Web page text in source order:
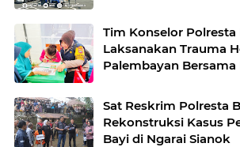
Tim Konselor
Laksanakan Trauma
Palembayan Bersama
Sat Reskrim Polresta
Rekonstruksi Kasus
Bayi di Ngarai Sianok